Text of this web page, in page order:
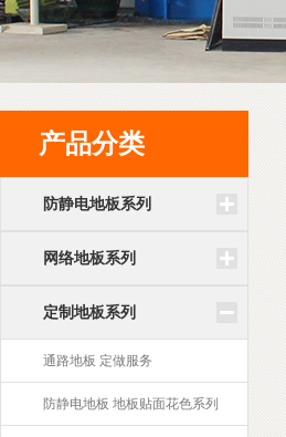
产品分类
防静电地板系列
网络地板系列
定制地板系列
通路地板 定做服务
防静电地板 地板贴面花色系列